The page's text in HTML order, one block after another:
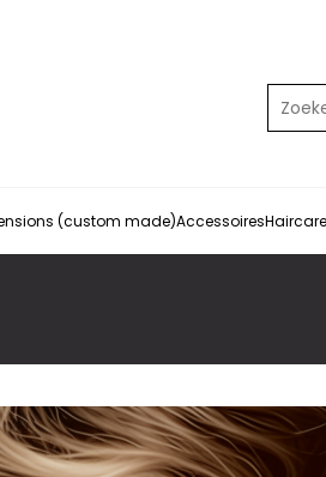
Zoeken
(custom made)AccessoiresHaircare